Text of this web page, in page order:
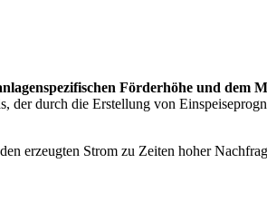
Förderhöhe und dem
der durch die Erstellung von
erzeugten Strom zu Zeiten hoher